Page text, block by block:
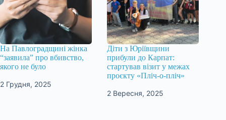
На Павлоградщині жінка
“заявила” про вбивство,
якого не було
2 Грудня, 2025
Діти з Юріївщини
прибули до Карпат:
стартував візит у межах
проєкту «Пліч-о-пліч»
2 Вересня, 2025